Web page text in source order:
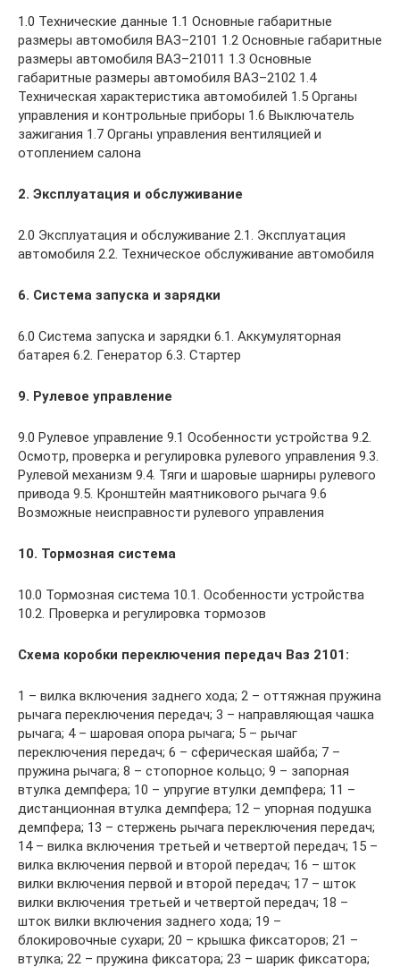
1.0 Технические данные 1.1 Основные габаритные
размеры автомобиля ВАЗ–2101 1.2 Основные габаритные
размеры автомобиля ВАЗ–21011 1.3 Основные
габаритные размеры автомобиля ВАЗ–2102 1.4
Техническая характеристика автомобилей 1.5 Органы
управления и контрольные приборы 1.6 Выключатель
зажигания 1.7 Органы управления вентиляцией и
отоплением салона
2. Эксплуатация и обслуживание
2.0 Эксплуатация и обслуживание 2.1. Эксплуатация
автомобиля 2.2. Техническое обслуживание автомобиля
6. Система запуска и зарядки
6.0 Система запуска и зарядки 6.1. Аккумуляторная
батарея 6.2. Генератор 6.3. Стартер
9. Рулевое управление
9.0 Рулевое управление 9.1 Особенности устройства 9.2.
Осмотр, проверка и регулировка рулевого управления 9.3.
Рулевой механизм 9.4. Тяги и шаровые шарниры рулевого
привода 9.5. Кронштейн маятникового рычага 9.6
Возможные неисправности рулевого управления
10. Тормозная система
10.0 Тормозная система 10.1. Особенности устройства
10.2. Проверка и регулировка тормозов
Схема коробки переключения передач Ваз 2101:
1 – вилка включения заднего хода; 2 – оттяжная пружина
рычага переключения передач; 3 – направляющая чашка
рычага; 4 – шаровая опора рычага; 5 – рычаг
переключения передач; 6 – сферическая шайба; 7 –
пружина рычага; 8 – стопорное кольцо; 9 – запорная
втулка демпфера; 10 – упругие втулки демпфера; 11 –
дистанционная втулка демпфера; 12 – упорная подушка
демпфера; 13 – стержень рычага переключения передач;
14 – вилка включения третьей и четвертой передач; 15 –
вилка включения первой и второй передач; 16 – шток
вилки включения первой и второй передач; 17 – шток
вилки включения третьей и четвертой передач; 18 –
шток вилки включения заднего хода; 19 –
блокировочные сухари; 20 – крышка фиксаторов; 21 –
втулка; 22 – пружина фиксатора; 23 – шарик фиксатора;